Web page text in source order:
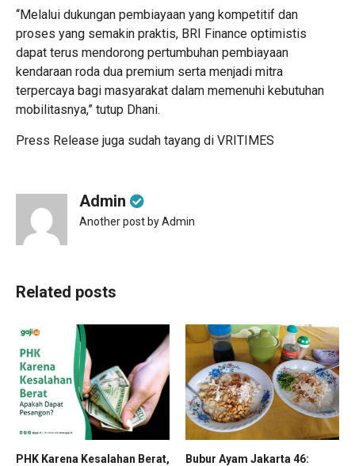
“Melalui dukungan pembiayaan yang kompetitif dan
proses yang semakin praktis, BRI Finance optimistis
dapat terus mendorong pertumbuhan pembiayaan
kendaraan roda dua premium serta menjadi mitra
terpercaya bagi masyarakat dalam memenuhi kebutuhan
mobilitasnya,” tutup Dhani.
Press Release juga sudah tayang di VRITIMES
Admin
Another post by Admin
Related posts
PHK Karena Kesalahan Berat,
Bubur Ayam Jakarta 46: